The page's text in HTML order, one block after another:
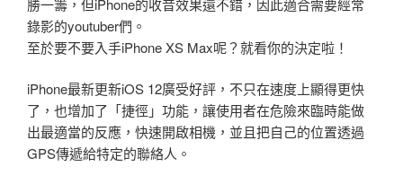
勝一籌，但iPhone的收音效果還不錯，因此適合需要經常
錄影的youtuber們。
至於要不要入手iPhone XS Max呢？就看你的決定啦！
iPhone最新更新iOS 12廣受好評，不只在速度上顯得更快
了，也增加了「捷徑」功能，讓使用者在危險來臨時能做
出最適當的反應，快速開啟相機，並且把自己的位置透過
GPS傳遞給特定的聯絡人。